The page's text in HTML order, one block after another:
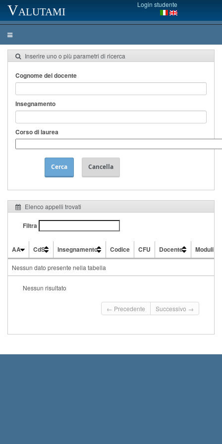
Valutami Login studente
Inserire uno o più parametri di ricerca
Cognome del docente
Insegnamento
Corso di laurea
Cerca Cancella
Elenco appelli trovati
Filtra
AA CdS Insegnamento Codice CFU Docente
Moduli
Nessun dato presente nella tabella
Nessun risultato
← Precedente Successivo →